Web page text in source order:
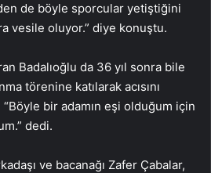
de böyle sporcular yetiştiğini
vesile oluyor.” diye konuştu.
Badalıoğlu da 36 yıl sonra bile
törenine katılarak acısını
“Böyle bir adamın eşi olduğum için
dedi.
ve bacanağı Zafer Çabalar,